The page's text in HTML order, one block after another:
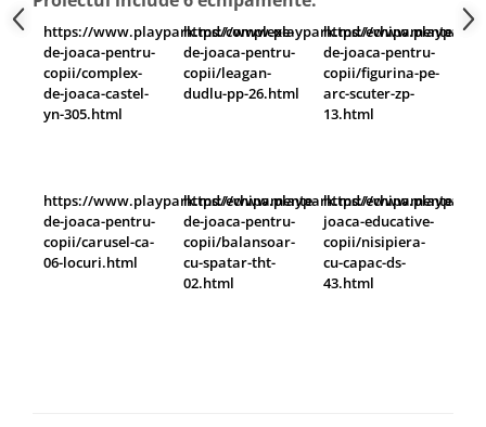
https://www.playpark.md/complexe-
de-joaca-pentru-
copii/complex-
de-joaca-castel-
yn-305.html
https://www.playpark.md/echipamente-
de-joaca-pentru-
copii/leagan-
dudlu-pp-26.html
https://
de-joaca-pentru-
copii/figurina-pe-
arc-scuter-zp-
13.html
https://www.playpark.md/echipamente-
de-joaca-pentru-
copii/carusel-ca-
06-locuri.html
https://www.playpark.md/echipamente-
de-joaca-pentru-
copii/balansoar-
cu-spatar-tht-
02.html
https://
joaca-educative-
copii/nisipiera-
cu-capac-ds-
43.html